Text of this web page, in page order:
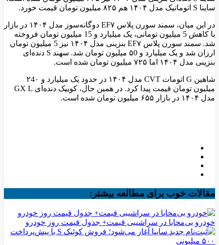
ساینا S اتوماتیک مدل ۱۴۰۴ هم ۸۲۵ میلیون تومان قیمت خورد.
در این میان، سمند سورن پلاس EF۷ دوگانه‌سوز مدل ۱۴۰۴ در بازار
با کاهش 5 میلیون تومانی، یک میلیارد و 15 میلیون تومان فروخته
شد. سمند سورن پلاس EF۷ بنزینی مدل ۱۴۰۴ نیز 5 میلیون تومان
ارزان شد و یک میلیارد و ۵0 میلیون تومان شد. سهند S دنده‌ای
بنزینی مدل ۱۴۰۴ اما ۷۲۵ میلیون تومان شده است.
شاهین G اتومات CVT مدل ۱۴۰۴ در حدود یک میلیارد و ۲4۰
میلیون تومان قیمت پیدا کرد. در همین حال، کوییک دنده‌ای GX L
مدل ۱۴۰۴ در بازار ۶۵۵ میلیون تومان شده است.
مقالات خوب برای مطالعه بیشتر:
خودرو بی‌محابا در سراشیبی قیمت+ جدول قیمت روز خودرو